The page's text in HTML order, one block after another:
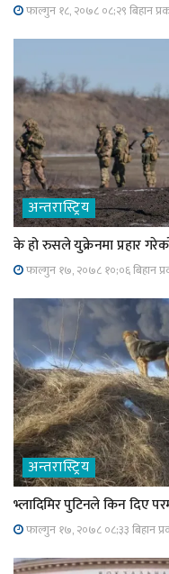
फाल्गुन १८, २०७८ ०८;२९ बिहान
अन्तरास्ट्रिय
के हो रुसले युक्रेनमा प्रहार
फाल्गुन १७, २०७८ १०;०६ बिहान
अन्तरास्ट्रिय
भ्लादिमिर पुटिनले किन दिए
फाल्गुन १७, २०७८ ०८;३३ बिहान